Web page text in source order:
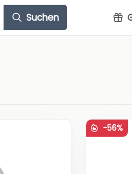
Suchen
-56%